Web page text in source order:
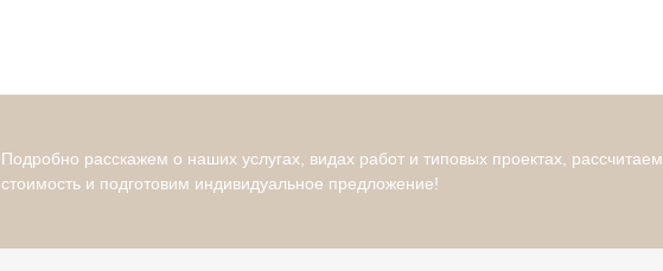
Подробно расскажем о наших услугах, видах работ и типовых проектах, рассчитаем
стоимость и подготовим индивидуальное предложение!